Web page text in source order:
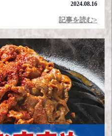
2024.08.16
記事を読む>